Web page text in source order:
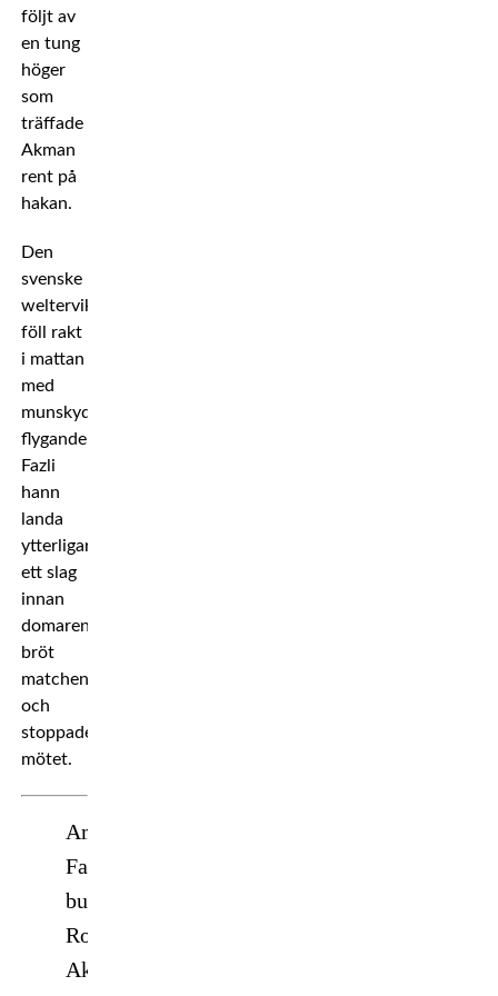
följt av
en tung
höger
som
träffade
Akman
rent på
hakan.
Den
svenske
welterviktaren
föll rakt
i mattan
med
munskyddet
flygande.
Fazli
hann
landa
ytterligare
ett slag
innan
domaren
bröt
matchen
och
stoppade
mötet.
Amir
Fazli
buries
Rostem
Akman